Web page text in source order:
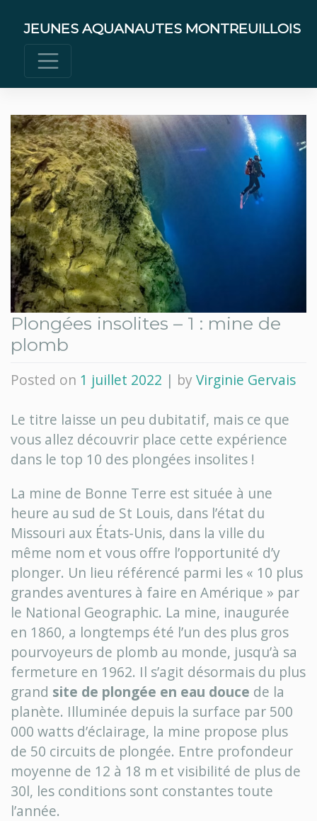
content
JEUNES AQUANAUTES MONTREUILLOIS
Plongées insolites – 1 : mine de
plomb
Posted on 1 juillet 2022 | byVirginie Gervais
Le titre laisse un peu dubitatif, mais ce que
vous allez découvrir place cette expérience
dans le top 10 des plongées insolites !
La mine de Bonne Terre est située à une
heure au sud de St Louis, dans l’état du
Missouri aux États-Unis, dans la ville du
même nom et vous offre l’opportunité d’y
plonger. Un lieu référencé parmi les « 10 plus
grandes aventures à faire en Amérique » par
le National Geographic. La mine, inaugurée
en 1860, a longtemps été l’un des plus gros
pourvoyeurs de plomb au monde, jusqu’à sa
fermeture en 1962. Il s’agit désormais du plus
grand site de plongée en eau douce de la
planète. Illuminée depuis la surface par 500
000 watts d’éclairage, la mine propose plus
de 50 circuits de plongée. Entre profondeur
moyenne de 12 à 18 m et visibilité de plus de
30l, les conditions sont constantes toute
l’année.